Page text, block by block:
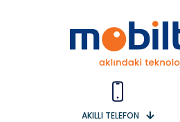
AKILLI TELEFON